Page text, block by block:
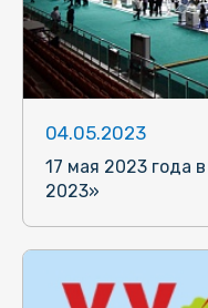
04.05.2023
17 мая 2023 года
2023»